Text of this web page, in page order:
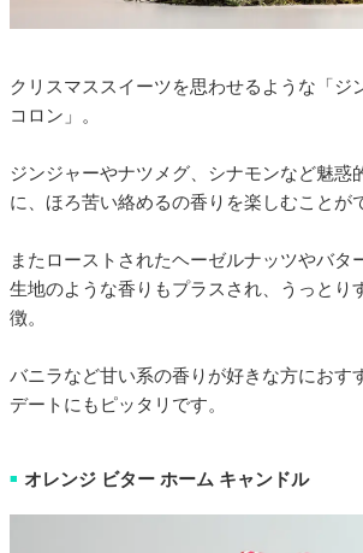
クリスマススイーツを思わせるような「ジ
コロン」。
ジンジャーやナツメグ、シナモンなど魅惑
に、ほろ苦い絡めるの香りを楽しむことが
またローストされたヘーゼルナッツやバタ
生地のような香りもプラスされ、うっとり
徴。
バニラなど甘い系の香りが好きな方におす
デートにもピッタリです。
■ オレンジ ビター ホーム キャンドル